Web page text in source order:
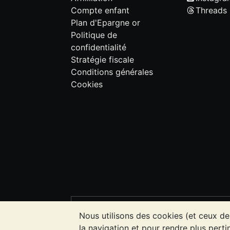
Nous utilisons des cookies (et ceux
la navigation et pour rendre plus
Compte enfant
Plan d'Epargne or
Politique de
confidentialité
Stratégie fiscale
Conditions générales
Cookies
Threads
l'évolution future des cours. Rien sur